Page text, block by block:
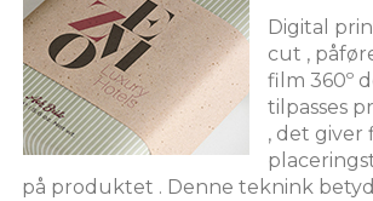
Digital
cut ,
film 360º
tilpasses
, det giver
på produktet . Denne teknink